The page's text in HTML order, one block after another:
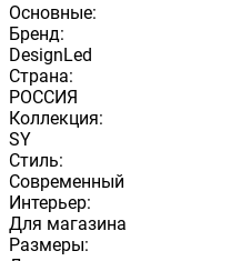
Основные:
Бренд:
DesignLed
Страна:
РОССИЯ
Коллекция:
SY
Стиль:
Современный
Интерьер:
Для магазина
Размеры: